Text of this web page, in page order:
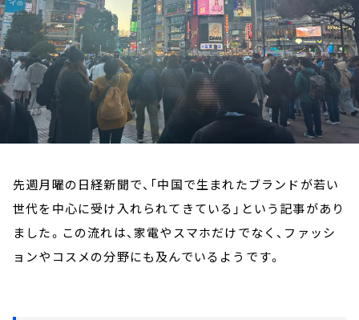
先週月曜の日経新聞で、「中国で生まれたブランドが若い
世代を中心に受け入れられてきている」という記事があり
ました。この流れは、家電やスマホだけでなく、ファッシ
ョンやコスメの分野にも及んでいるようです。